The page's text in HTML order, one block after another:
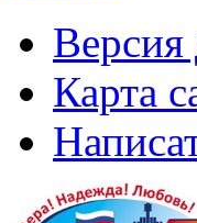
Версия
Карта